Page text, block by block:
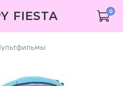
FIESTA 0